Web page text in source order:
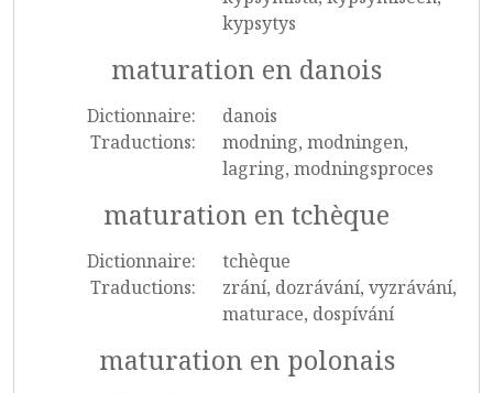
kypsytys
maturation en danois
Dictionnaire:
danois
Traductions:
modning, modningen,
lagring, modningsproces
maturation en tchèque
Dictionnaire:
tchèque
Traductions:
zrání, dozrávání, vyzrávání,
maturace, dospívání
maturation en polonais